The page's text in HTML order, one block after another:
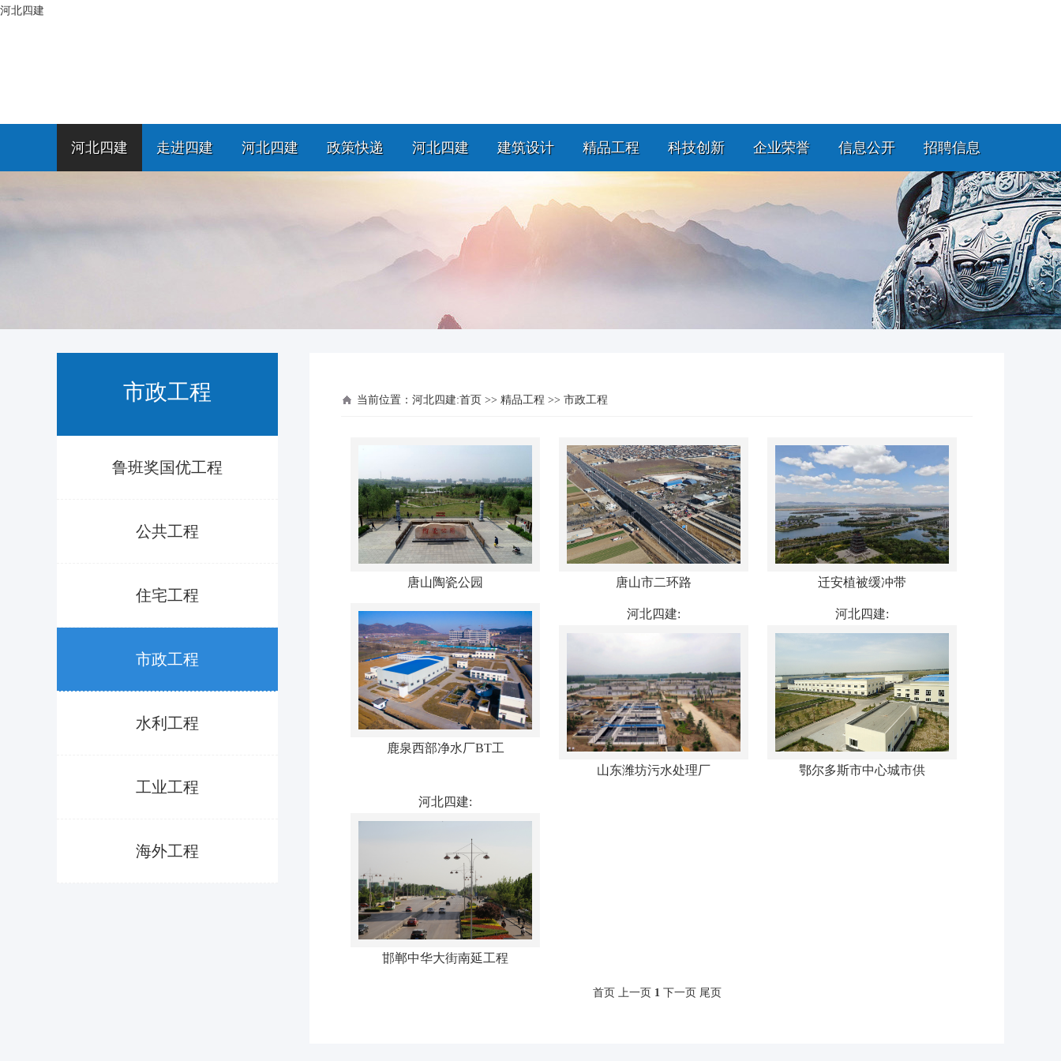
河北四建
河北四建 走进四建 河北四建 政策快递 河北四建 建筑设计 精品工程 科技创新 企业荣誉 信息公开 招聘信息
市政工程
鲁班奖国优工程
公共工程
住宅工程
市政工程
水利工程
工业工程
海外工程
当前位置： 河北四建:首页 >> 精品工程 >> 市政工程
唐山陶瓷公园 唐山市二环路 迁安植被缓冲带
鹿泉西部净水厂BT工
河北四建:
山东潍坊污水处理厂
河北四建:
鄂尔多斯市中心城市供
河北四建:
邯郸中华大街南延工程
首页 上一页 1 下一页 尾页